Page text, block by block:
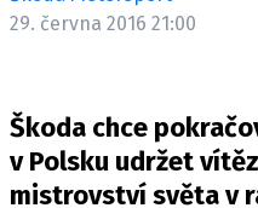
TESTY
TRH S
29. června 2016 21:00
Škoda chce
v Polsku udržet
mistrovství světa v